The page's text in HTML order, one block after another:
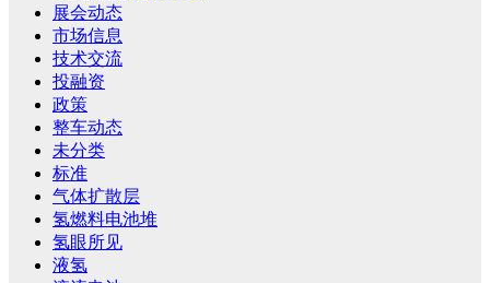
展会动态
市场信息
技术交流
投融资
政策
整车动态
未分类
标准
气体扩散层
氢燃料电池堆
氢眼所见
液氢